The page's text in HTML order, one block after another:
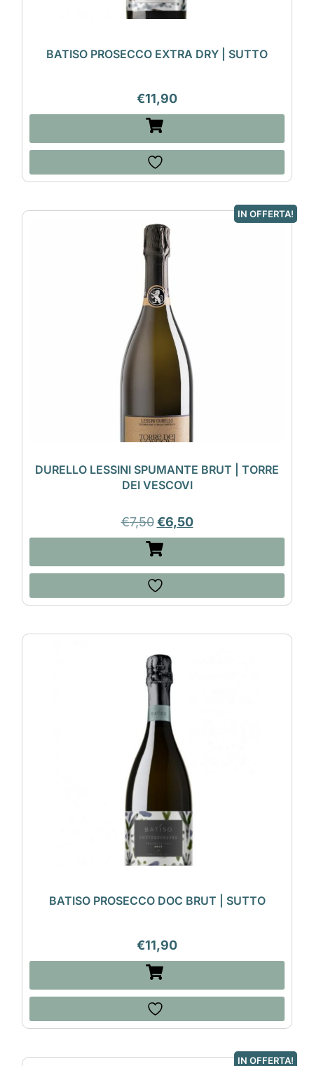
BATISO PROSECCO EXTRA DRY | SUTTO
€11,90
IN OFFERTA!
DURELLO LESSINI SPUMANTE BRUT | TORRE
DEI VESCOVI
€7,50 €6,50
BATISO PROSECCO DOC BRUT | SUTTO
€11,90
IN OFFERTA!